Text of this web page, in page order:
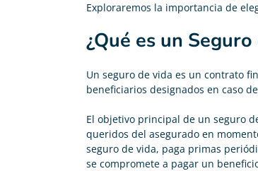
Exploraremos la importancia de
¿Qué es un
Un seguro de vida es un contrato
beneficiarios designados en caso
El objetivo principal de un seguro
queridos del asegurado en
seguro de vida, paga primas
se compromete a pagar un